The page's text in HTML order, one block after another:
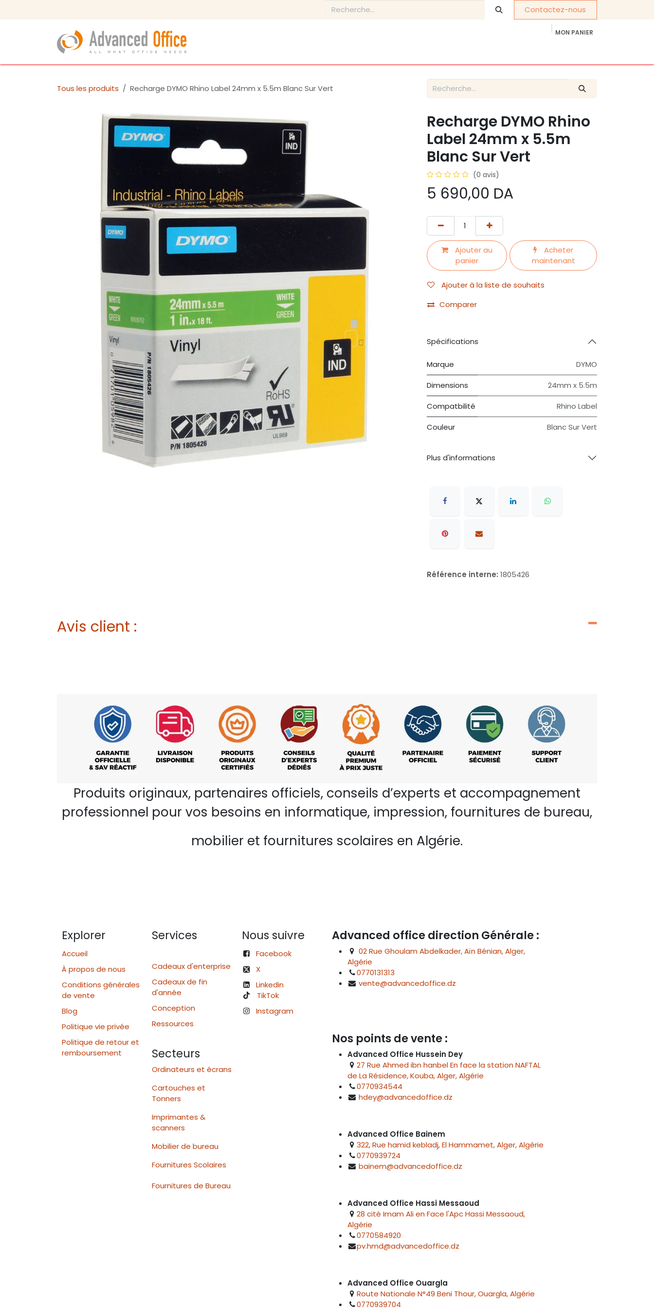
Contactez-nous
MON PANIER
Tous les produits Recharge DYMO Rhino Label 24mm x 5.5m Blanc Sur Vert
Recharge DYMO Rhino
Label 24mm x 5.5m
Blanc Sur Vert
(0 avis)
5 690,00 DA
Ajouter au
panier
Acheter
maintenant
Ajouter à la liste de souhaits
Comparer
Spécifications
Marque DYMO
Dimensions 24mm x 5.5m
Compatbilité Rhino Label
Couleur Blanc Sur Vert
Plus d'informations
Référence interne: 1805426
Avis client :
Produits originaux, partenaires officiels, conseils d’experts et accompagnement
professionnel pour vos besoins en informatique, impression, fournitures de bureau,
mobilier et fournitures scolaires en Algérie.
Explorer
Accueil
À propos de nous
Conditions générales
de vente
Blog
Politique vie privée
Politique de retour et
remboursement
Services
Cadeaux d'enterprise
Cadeaux de fin
d'année
Conception
Ressources
Secteurs
Ordinateurs et écrans
Cartouches et
Tonners
Imprimantes &
scanners
Mobilier de bureau
Fournitures Scolaires
Fournitures de Bureau
Nous suivre
Facebook
X
Linkedin
TikTok
Instagram
Advanced office direction Générale :
02 Rue Ghoulam Abdelkader, Aïn Bénian, Alger,
Algérie
0770131313
vente@advancedoffice.dz
Nos points de vente :
Advanced Office Hussein Dey
27 Rue Ahmed ibn hanbel En face la station NAFTAL
de La Résidence, Kouba, Alger, Algérie
0770934544
hdey@advancedoffice.dz
Advanced Office Bainem
322, Rue hamid kebladj, El Hammamet, Alger, Algérie
0770939724
bainem@advancedoffice.dz
Advanced Office Hassi Messaoud
28 cité Imam Ali en Face l'Apc Hassi Messaoud,
Algérie
0770584920
pv.hmd@advancedoffice.dz
Advanced Office Ouargla
Route Nationale N°49 Beni Thour, Ouargla, Algérie
0770939704